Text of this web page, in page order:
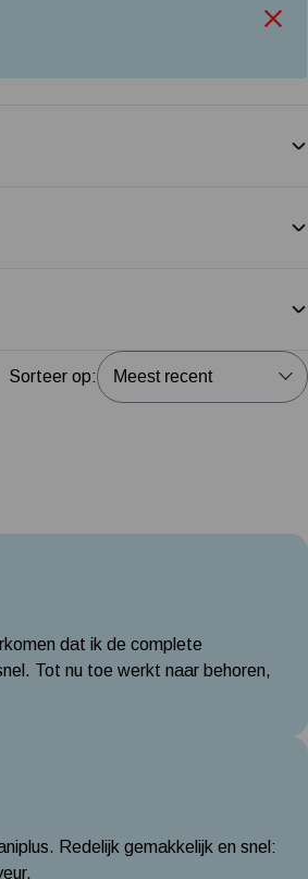
Sorteer op:
dat ik de complete
Tot nu toe werkt naar behoren,
Redelijk gemakkelijk en snel: